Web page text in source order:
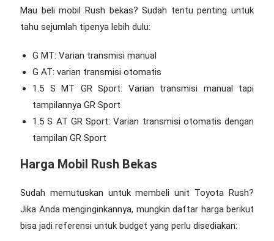
Mau belimobil Rush bekas? Sudah tentu penting untuk
tahu sejumlah tipenya lebih dulu:
G MT: Varian transmisi manual
G AT: varian transmisi otomatis
1.5 S MT GR Sport: Varian transmisi manual tapi
tampilannya GR Sport
1.5 S AT GR Sport: Varian transmisi otomatis dengan
tampilan GR Sport
Harga Mobil Rush Bekas
Sudah memutuskan untuk membeli unit Toyota Rush?
Jika Anda menginginkannya, mungkin daftar harga berikut
bisa jadi referensi untuk budget yang perlu disediakan: